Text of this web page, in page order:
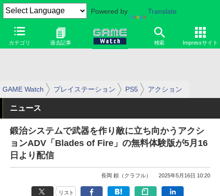
Powered by Translate
カテゴリ 過去記事 検索 Impressサイト
GAME Watch プレイステーション PS5 アクション
ニュース
鍛治システムで武器を作り敵に立ち向かうアクシ
ョンADV「Blades of Fire」の無料体験版が5月16
日より配信
長岡 頼（クラフル） 2025年5月16日 10:20
リスト